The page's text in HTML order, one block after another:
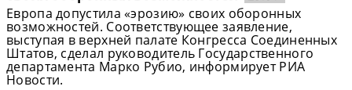
Европа допустила «эрозию» своих оборонных
возможностей. Соответствующее заявление,
выступая в верхней палате Конгресса Соединенных
Штатов, сделал руководитель Государственного
департамента Марко Рубио, информирует РИА
Новости.